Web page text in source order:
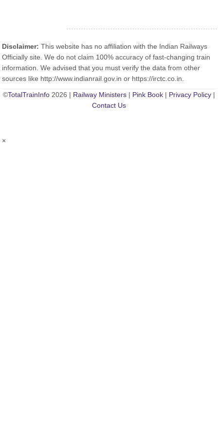
Disclaimer: This website has no affiliation with the Indian Railways
Officially site. We do not claim 100% accuracy of fast-changing train
information. We advised that you must verify the data from other
sources like http://www.indianrail.gov.in or https://irctc.co.in.
©TotalTrainInfo 2026 | Railway Ministers | Pink Book | Privacy Policy |
Contact Us
×